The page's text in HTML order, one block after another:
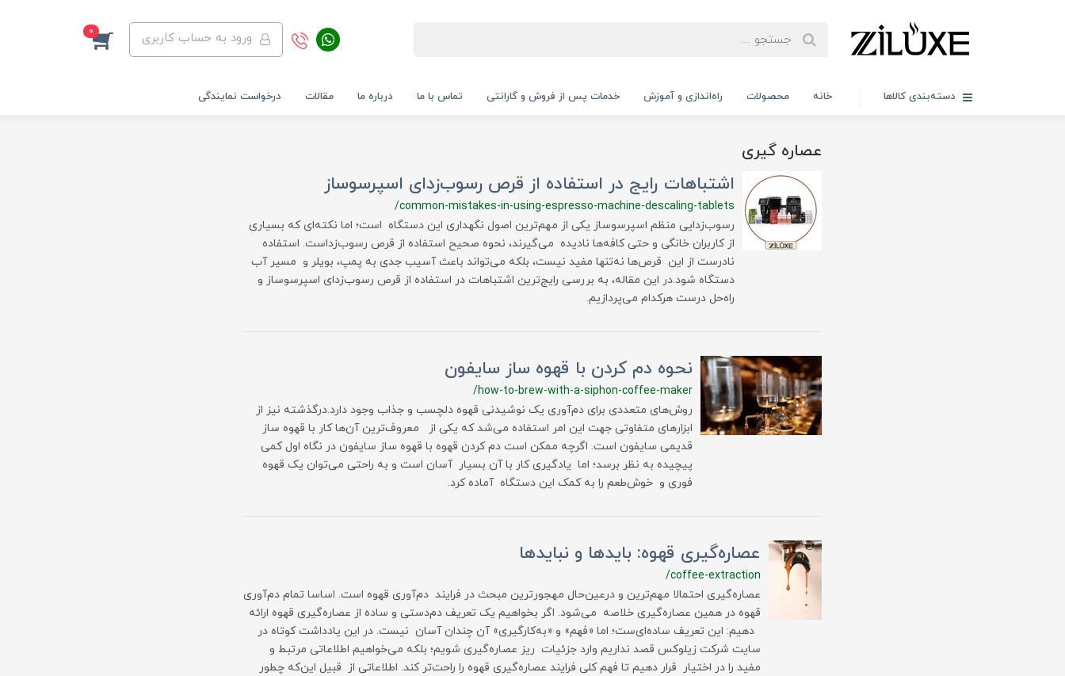
ورود به حساب کاربری 0
دسته‌بندی کالاها خانه محصولات راه‌اندازی و آموزش خدمات پس از فروش و گارانتی تماس با ما درباره ما مقالات درخواست نمایندگی
عصاره گیری
اشتباهات رایج در استفاده از قرص رسوب‌زدای اسپرسوساز
/common-mistakes-in-using-espresso-machine-descaling-tablets
رسوب‌زدایی منظم اسپرسوساز یکی از مهم‌ترین اصول نگهداری این دستگاه است؛ اما نکته‌ای که بسیاری
از کاربران خانگی و حتی کافه‌ها نادیده می‌گیرند، نحوه صحیح استفاده از قرص رسوب‌زداست. استفاده
نادرست از این قرص‌ها نه‌تنها مفید نیست، بلکه می‌تواند باعث آسیب جدی به پمپ، بویلر و مسیر آب
دستگاه شود.در این مقاله، به بررسی رایج‌ترین اشتباهات در استفاده از قرص رسوب‌زدای اسپرسوساز و
راه‌حل درست هرکدام می‌پردازیم.
نحوه دم کردن با قهوه ساز سایفون
/how-to-brew-with-a-siphon-coffee-maker
روش‌های متعددی برای دم‌آوری یک نوشیدنی قهوه دلچسب و جذاب وجود دارد.درگذشته نیز از
ابزارهای متفاوتی جهت این امر استفاده می‌شد که یکی از معروف‌ترین آن‌ها کار با قهوه ساز
قدیمی سایفون است. اگرچه ممکن است دم کردن قهوه با قهوه ساز سایفون در نگاه اول کمی
پیچیده به نظر برسد؛ اما یادگیری کار با آن بسیار آسان است و به ‌راحتی می‌توان یک قهوه
فوری و خوش‌طعم را به کمک این دستگاه آماده کرد.
عصاره‌گیری قهوه: بایدها و نبایدها
/coffee-extraction
عصاره‌گیری احتمالا مهم‌ترین و درعین‌حال مهجور‌ترین مبحث در فرایند دم‌آوری قهوه است. اساسا تمام دم‌آوری
قهوه در همین عصاره‌گیری خلاصه می‌شود. اگر بخواهیم یک تعریف دم‌دستی و ساده از عصاره‌‌گیری قهوه ارائه
دهیم: این تعریف ساده‌ای‌ست؛ اما «فهم» و «به‌کارگیری» آن چندان آسان نیست. در این یادداشت کوتاه در
سایت شرکت زیلوکس قصد نداریم وارد جزئیات ریز عصاره‌گیری شویم؛ بلکه می‌خواهیم اطلاعاتی مرتبط و
مفید را در اختیار قرار دهیم تا فهم کلی فرایند عصاره‌گیری قهوه را راحت‌تر کند. اطلاعاتی از قبیل این‌که چطور